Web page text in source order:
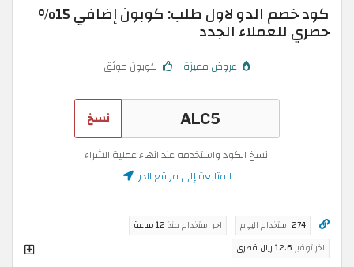
كود خصم الدو لاول طلب: كوبون إضافي 15%
حصري للعملاء الجدد
عروض مميزة كوبون موثق
نسخ
انسخ الكود واستخدمه عند انهاء عملية الشراء
المتابعة إلى موقع الدو
274 استخدام اليوم اخر استخدام منذ 12 ساعة
اخر توفير 12.6 ريال قطري